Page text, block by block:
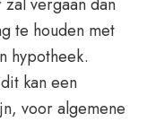
te houden met
hypotheek.
kan een
voor algemene